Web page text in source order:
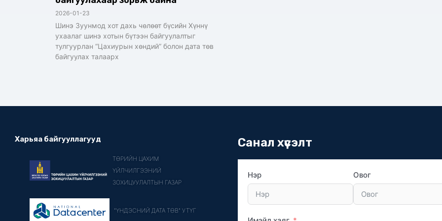
2026-01-23
Шинэ Зуунмод хот дахь чөлөөт бүсийн Хүннү
ухаалаг шинэ хотын бүтээн байгуулалтыг
тулгуурлан “Цахиурын хөндий” болон дата төв
байгуулах талаарх
Харьяа байгууллагууд
ТӨРИЙН ЦАХИМ
ҮЙЛЧИЛГЭЭНИЙ
ЗОХИЦУУЛАЛТЫН ГАЗАР
"ҮНДЭСНИЙ ДАТА ТӨВ" УТҮГ
Санал хүсэлт
Нэр Овог